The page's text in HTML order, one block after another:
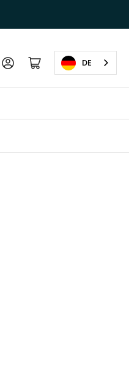
AnmeldenMini-Warenkorb öffnen DE